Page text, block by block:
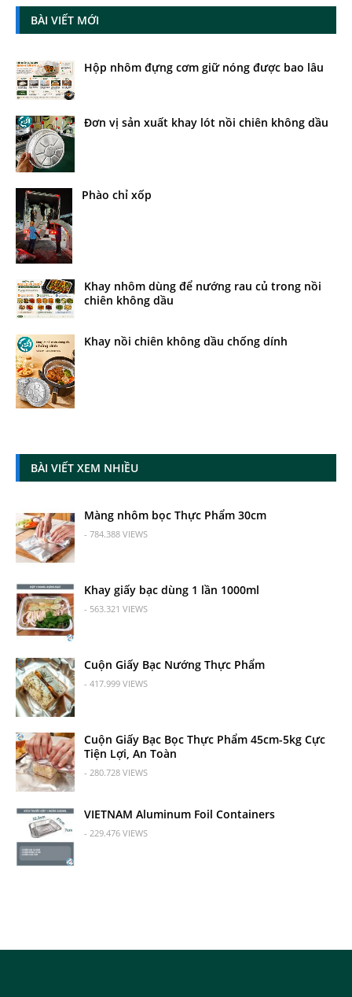
BÀI VIẾT MỚI
Hộp nhôm đựng cơm giữ nóng được bao lâu
Đơn vị sản xuất khay lót nồi chiên không dầu
Phào chỉ xốp
Khay nhôm dùng để nướng rau củ trong nồi
chiên không dầu
Khay nồi chiên không dầu chống dính
BÀI VIẾT XEM NHIỀU
Màng nhôm bọc Thực Phẩm 30cm
- 784.388 VIEWS
Khay giấy bạc dùng 1 lần 1000ml
- 563.321 VIEWS
Cuộn Giấy Bạc Nướng Thực Phẩm
- 417.999 VIEWS
Cuộn Giấy Bạc Bọc Thực Phẩm 45cm-5kg Cực
Tiện Lợi, An Toàn
- 280.728 VIEWS
VIETNAM Aluminum Foil Containers
- 229.476 VIEWS